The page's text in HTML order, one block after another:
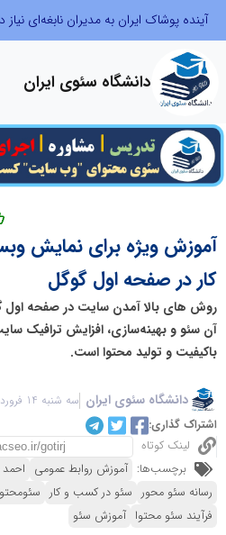
دانشگاه سئوی ایران
آموزش ویژه برای نمایش
کار در صفحه اول گوگل
روش های بالا آمدن سایت در صفحه اول
آن سئو و بهینه‌سازی، افزایش ترافیک
باکیفیت و تولید محتوا است.
دانشگاه سئوی ایران سه شنبه 14 فروردین 1403 - 11:30
اشتراک گذاری:
لینک کوتاه
برچسب‌ها: آموزش روابط عمومی احمد
رسانه سئو محور سئو در کسب و کار
فرآیند سئو محتوا آموزش سئو